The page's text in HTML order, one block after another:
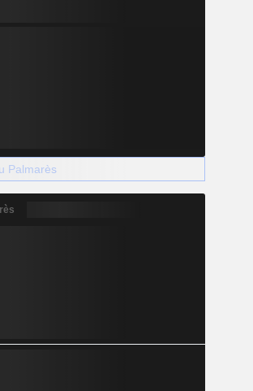
173 M 123 M
-4,5 M
Palmarès